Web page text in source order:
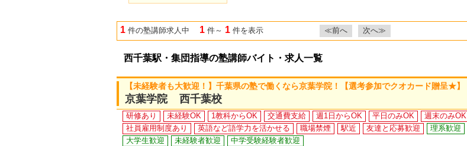
1 件の塾講師求人中 1 件～ 1 件を表示 ≪前へ 次へ≫
西千葉駅・集団指導の塾講師バイト・求人一覧
【未経験者も大歓迎！】千葉県の塾で働くなら京葉学院！【選考参加でクオカード贈呈★】
京葉学院 西千葉校
研修あり 未経験OK 1教科からOK 交通費支給 週1日からOK 平日のみOK 週末のみOK
社員雇用制度あり
英語など語学力を活かせる 職場禁煙 駅近 友達と応募歓迎 理系歓迎
大学生歓迎
未経験者歓迎 中学受験経験者歓迎